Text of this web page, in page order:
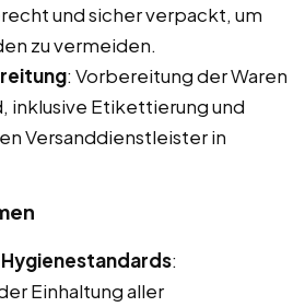
und sicher verpackt, um
zu vermeiden.
: Vorbereitung der Waren
inklusive Etikettierung und
Versanddienstleister in
:
Einhaltung aller